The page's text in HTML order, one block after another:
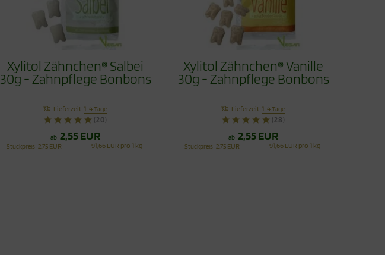
Xylitol Zähnchen® Salbei
30g - Zahnpflege Bonbons
Lieferzeit:1-4 Tage
(20)
ab 2,55 EUR
Stückpreis 2,75 EUR 91,66 EUR pro 1 kg
Xylitol Zähnchen® Vanille
30g - Zahnpflege Bonbons
Lieferzeit:1-4 Tage
(28)
ab 2,55 EUR
Stückpreis 2,75 EUR 91,66 EUR pro 1 kg